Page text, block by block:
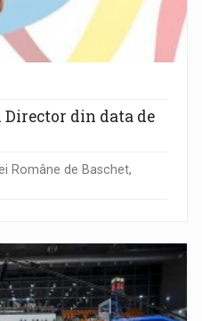
din data de
Române de Baschet,